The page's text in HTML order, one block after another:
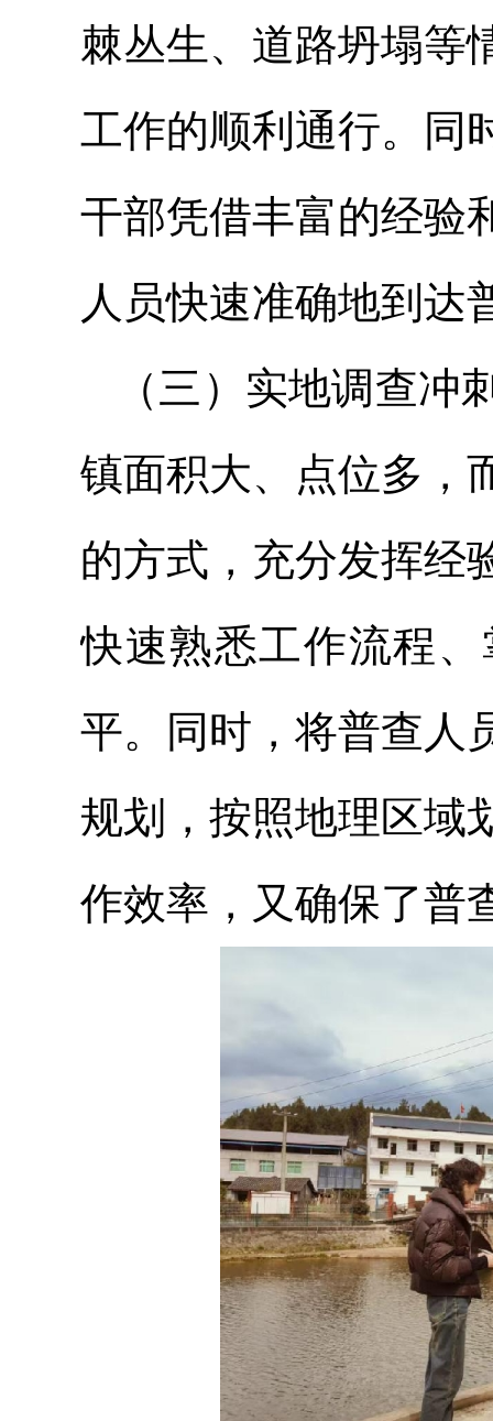
棘丛生、道路坍塌等
工作的顺利通行。同
干部凭借丰富的经验
人员快速准确地到达
（三）实地调查
镇面积大、点位多，
的方式，充分发挥经
快速熟悉工作流程
平。同时，将普查人
规划，按照地理区域
作效率，又确保了普